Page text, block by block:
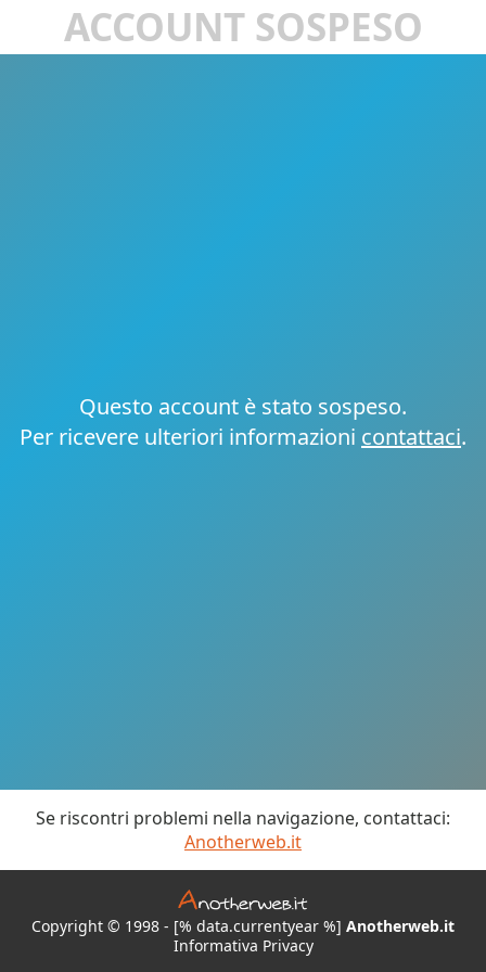
ACCOUNT SOSPESO
Questo account è stato sospeso.
Per ricevere ulteriori informazioni contattaci.
Se riscontri problemi nella navigazione, contattaci:
Anotherweb.it
Copyright © 1998 - [% data.currentyear %] Anotherweb.it
Informativa Privacy